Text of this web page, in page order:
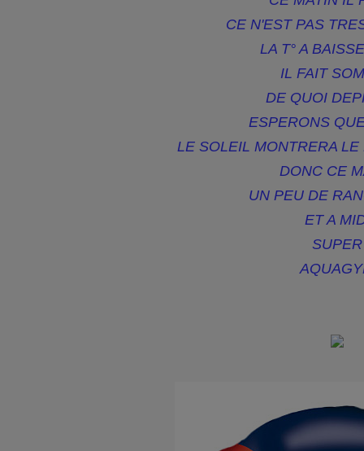
CE N'EST PAS
LA T° A
IL FAIT
DE QUOI
ESPERONS
LE SOLEIL MONTRERA
DONC CE
UN PEU DE
ET A
SUPER